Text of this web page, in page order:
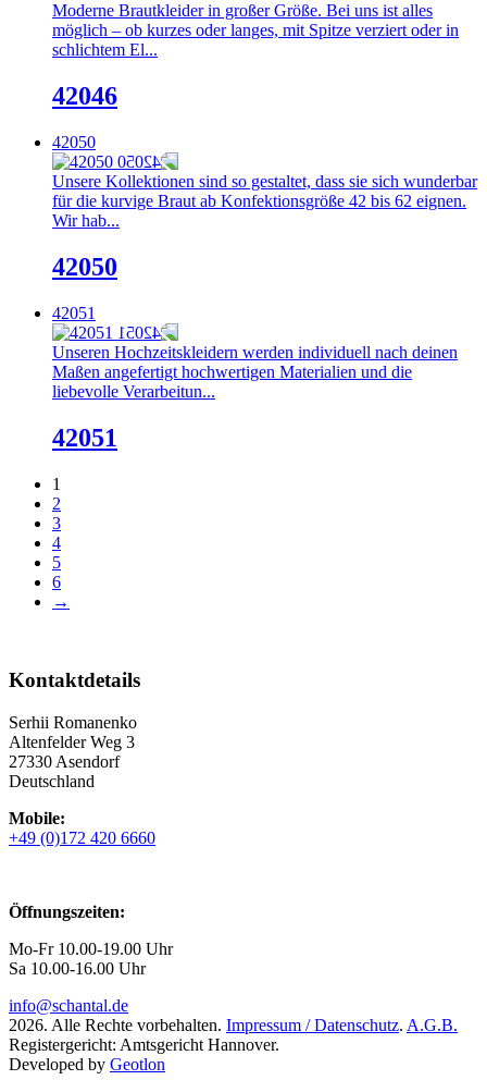
Moderne Brautkleider in großer Größe. Bei uns ist alles
möglich – ob kurzes oder langes, mit Spitze verziert oder in
schlichtem El...
42046
42050
Unsere Kollektionen sind so gestaltet, dass sie sich wunderbar
für die kurvige Braut ab Konfektionsgröße 42 bis 62 eignen.
Wir hab...
42050
42051
Unseren Hochzeitskleidern werden individuell nach deinen
Maßen angefertigt hochwertigen Materialien und die
liebevolle Verarbeitun...
42051
1
2
3
4
5
6
→
Kontaktdetails
Serhii Romanenko
Altenfelder Weg 3
27330 Asendorf
Deutschland
Mobile:
+49 (0)172 420 6660
Öffnungszeiten:
Mo-Fr 10.00-19.00 Uhr
Sa 10.00-16.00 Uhr
info@schantal.de
2026. Alle Rechte vorbehalten. Impressum / Datenschutz. A.G.B.
Registergericht: Amtsgericht Hannover.
Developed by Geotlon